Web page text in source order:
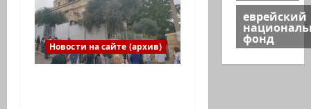
Новости на сайте (архив)
еврейский
фонд